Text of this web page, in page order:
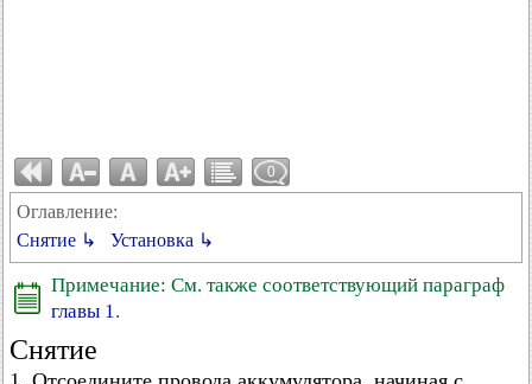
0
Оглавление:
Снятие ↳
Установка ↳
Примечание: См. также соответствующий параграф
главы 1.
Снятие